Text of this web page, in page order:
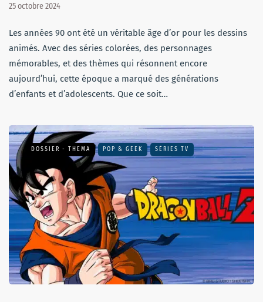
25 octobre 2024
Les années 90 ont été un véritable âge d’or pour les dessins
animés. Avec des séries colorées, des personnages
mémorables, et des thèmes qui résonnent encore
aujourd’hui, cette époque a marqué des générations
d’enfants et d’adolescents. Que ce soit…
DOSSIER - THEMA POP & GEEK SÉRIES TV